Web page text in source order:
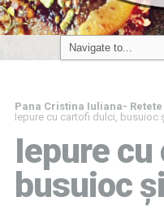
Pana Cristina Iuliana- Retete
Iepure cu cartofi dulci, busuioc
Iepure
busuioc